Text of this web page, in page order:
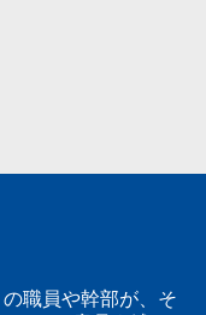
職員や幹部が、そ